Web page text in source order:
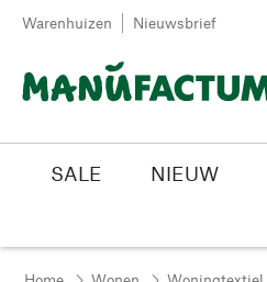
Passer au contenu
Warenhuizen Nieuwsbrief
SALE NIEUW